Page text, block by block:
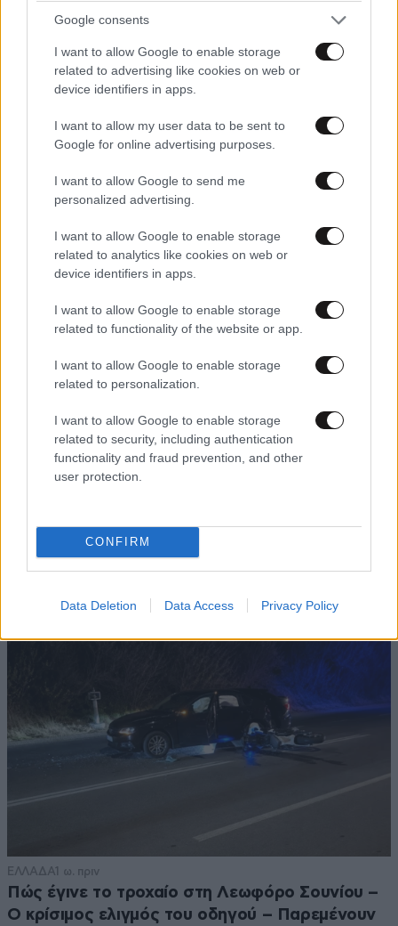
Google consents
I want to allow Google to enable storage
related to advertising like cookies on web or
device identifiers in apps.
I want to allow my user data to be sent to
Google for online advertising purposes.
I want to allow Google to send me
personalized advertising.
I want to allow Google to enable storage
related to analytics like cookies on web or
device identifiers in apps.
I want to allow Google to enable storage
related to functionality of the website or app.
I want to allow Google to enable storage
related to personalization.
I want to allow Google to enable storage
related to security, including authentication
functionality and fraud prevention, and other
user protection.
CONFIRM
Data Deletion Data Access Privacy Policy
που φέρεται να βρίσκεται πίσω του – Τι ορίζει ο
όρος Greek Mafia
ΕΛΛΑΔΑ1 ω. πριν
Πώς έγινε το τροχαίο στη Λεωφόρο Σουνίου –
Ο κρίσιμος ελιγμός του οδηγού – Παρεμένουν